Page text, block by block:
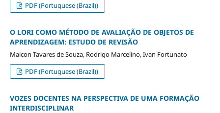
PDF (Portuguese (Brazil))
O LORI COMO MÉTODO DE AVALIAÇÃO DE OBJETOS DE
APRENDIZAGEM: ESTUDO DE REVISÃO
Maicon Tavares de Souza, Rodrigo Marcelino, Ivan Fortunato
PDF (Portuguese (Brazil))
VOZES DOCENTES NA PERSPECTIVA DE UMA FORMAÇÃO
INTERDISCIPLINAR